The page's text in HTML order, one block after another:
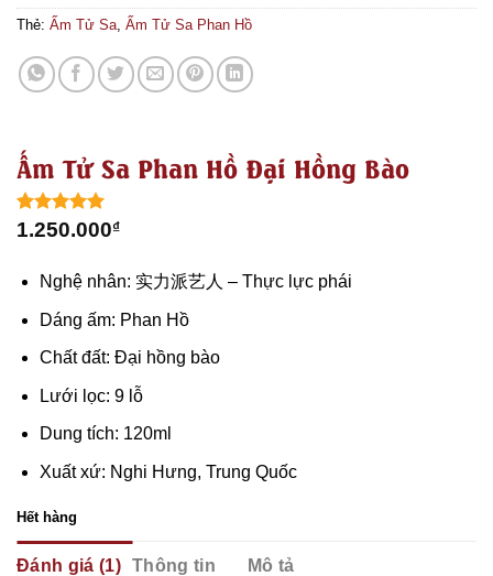
Thẻ: Ấm Tử Sa, Ấm Tử Sa Phan Hồ
Ấm Tử Sa Phan Hồ Đại Hồng Bào
5.00trên 5
1
1.250.000₫
Nghệ nhân: 实力派艺人 – Thực lực phái
Dáng ấm: Phan Hồ
Chất đất: Đại hồng bào
Lưới lọc: 9 lỗ
Dung tích: 120ml
Xuất xứ: Nghi Hưng, Trung Quốc
Hết hàng
Đánh giá (1) Thông tin Mô tả